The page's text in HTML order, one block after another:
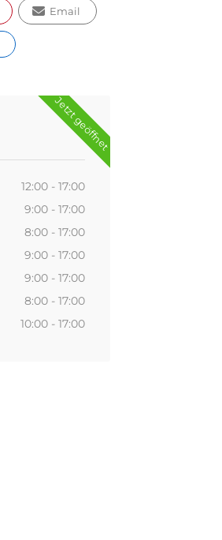
Email
Jetzt geöffnet
12:00 - 17:00
9:00 - 17:00
8:00 - 17:00
9:00 - 17:00
9:00 - 17:00
8:00 - 17:00
10:00 - 17:00